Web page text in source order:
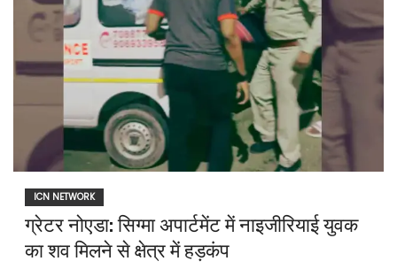
ICN NETWORK
ग्रेटर नोएडा: सिग्मा अपार्टमेंट में नाइजीरियाई युवक
का शव मिलने से क्षेत्र में हड़कंप